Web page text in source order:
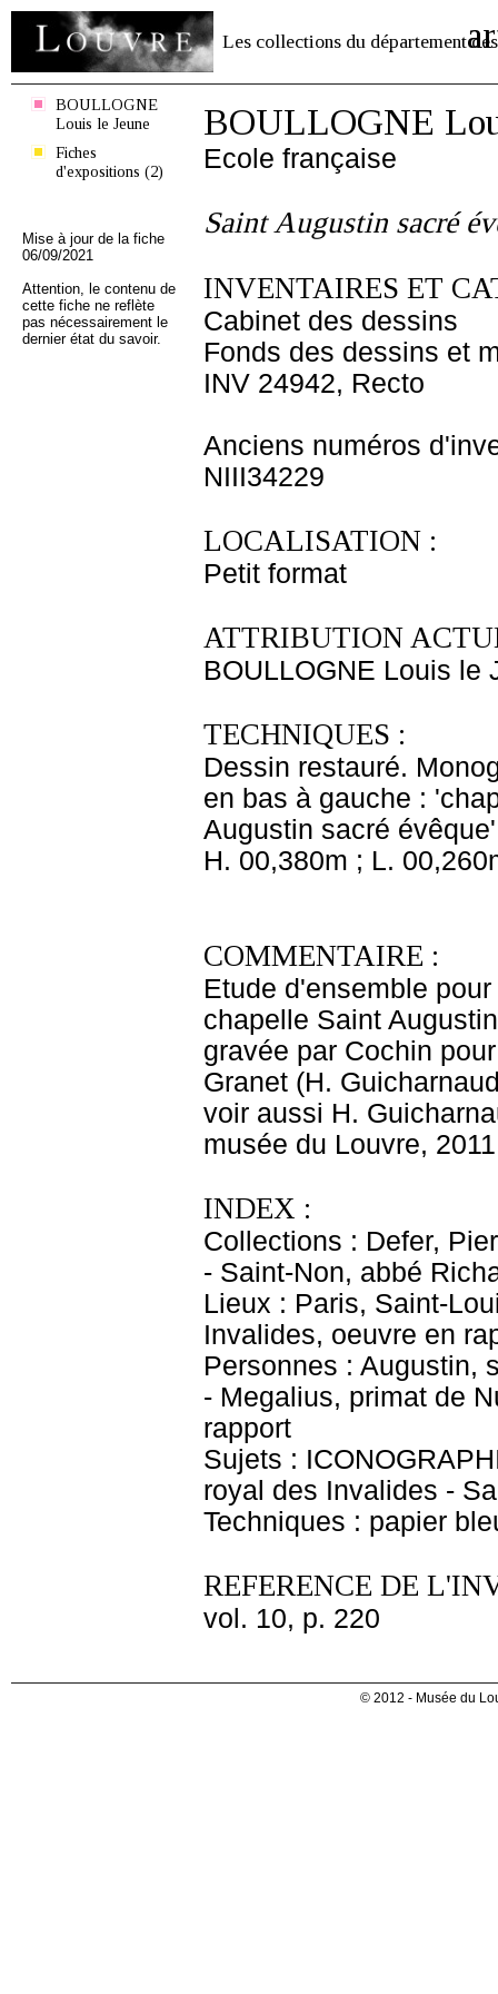
Les collections du département des
BOULLOGNE
Louis le Jeune
Fiches
d'expositions (2)
Mise à jour de la fiche
06/09/2021
Attention, le contenu de
cette fiche ne reflète
pas nécessairement le
dernier état du savoir.
BOULLOGNE
Ecole française
Saint Augustin sacré
INVENTAIRES ET
Cabinet des dessins
Fonds des dessins et
INV 24942, Recto
Anciens numéros
NIII34229
LOCALISATION :
Petit format
ATTRIBUTION
BOULLOGNE Louis le
TECHNIQUES :
Dessin restauré.
en bas à gauche :
Augustin sacré évêque'
H. 00,380m ; L.
COMMENTAIRE :
Etude d'ensemble
chapelle Saint
gravée par Cochin
Granet (H.
voir aussi H.
musée du Louvre,
INDEX :
Collections : Defer,
- Saint-Non, abbé
Lieux : Paris, Saint-
Invalides, oeuvre en
Personnes : Augustin,
- Megalius, primat de
rapport
Sujets :
royal des Invalides -
Techniques : papier
REFERENCE DE
vol. 10, p. 220
© 2012 - Musée du